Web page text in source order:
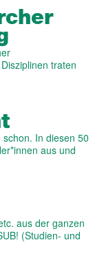
traten
In diesen 50
aus und
aus der ganzen
(Studien- und